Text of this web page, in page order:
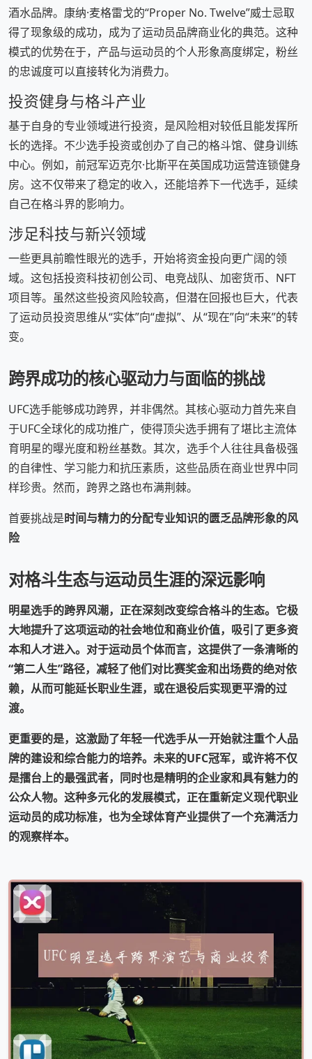
酒水品牌。康纳·麦格雷戈的“Proper No. Twelve”威士忌取
得了现象级的成功，成为了运动员品牌商业化的典范。这种
模式的优势在于，产品与运动员的个人形象高度绑定，粉丝
的忠诚度可以直接转化为消费力。
投资健身与格斗产业
基于自身的专业领域进行投资，是风险相对较低且能发挥所
长的选择。不少选手投资或创办了自己的格斗馆、健身训练
中心。例如，前冠军迈克尔·比斯平在英国成功运营连锁健身
房。这不仅带来了稳定的收入，还能培养下一代选手，延续
自己在格斗界的影响力。
涉足科技与新兴领域
一些更具前瞻性眼光的选手，开始将资金投向更广阔的领
域。这包括投资科技初创公司、电竞战队、加密货币、NFT
项目等。虽然这些投资风险较高，但潜在回报也巨大，代表
了运动员投资思维从“实体”向“虚拟”、从“现在”向“未来”的转
变。
跨界成功的核心驱动力与面临的挑战
UFC选手能够成功跨界，并非偶然。其核心驱动力首先来自
于UFC全球化的成功推广，使得顶尖选手拥有了堪比主流体
育明星的曝光度和粉丝基数。其次，选手个人往往具备极强
的自律性、学习能力和抗压素质，这些品质在商业世界中同
样珍贵。然而，跨界之路也布满荆棘。
首要挑战是时间与精力的分配专业知识的匮乏品牌形象的风
险
对格斗生态与运动员生涯的深远影响
明星选手的跨界风潮，正在深刻改变综合格斗的生态。它极
大地提升了这项运动的社会地位和商业价值，吸引了更多资
本和人才进入。对于运动员个体而言，这提供了一条清晰的
“第二人生”路径，减轻了他们对比赛奖金和出场费的绝对依
赖，从而可能延长职业生涯，或在退役后实现更平滑的过
渡。
更重要的是，这激励了年轻一代选手从一开始就注重个人品
牌的建设和综合能力的培养。未来的UFC冠军，或许将不仅
是擂台上的最强武者，同时也是精明的企业家和具有魅力的
公众人物。这种多元化的发展模式，正在重新定义现代职业
运动员的成功标准，也为全球体育产业提供了一个充满活力
的观察样本。